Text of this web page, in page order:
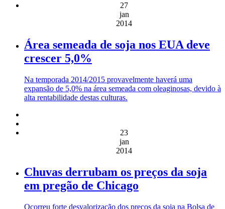
27
jan
2014
Área semeada de soja nos EUA deve
crescer 5,0%
Na temporada 2014/2015 provavelmente haverá uma
expansão de 5,0% na área semeada com oleaginosas, devido à
alta rentabilidade destas culturas.
23
jan
2014
Chuvas derrubam os preços da soja
em pregão de Chicago
Ocorreu forte desvalorização dos preços da soja na Bolsa de